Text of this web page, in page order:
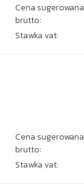
Cena sugerowana
brutto:
Stawka vat:
Cena sugerowana
brutto:
Stawka vat: